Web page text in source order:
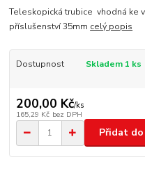
Teleskopická trubice vhodná ke
příslušenství 35mm celý popis
Dostupnost Skladem 1 ks
200,00 Kč/ks
165,29 Kč bez DPH
Přidat